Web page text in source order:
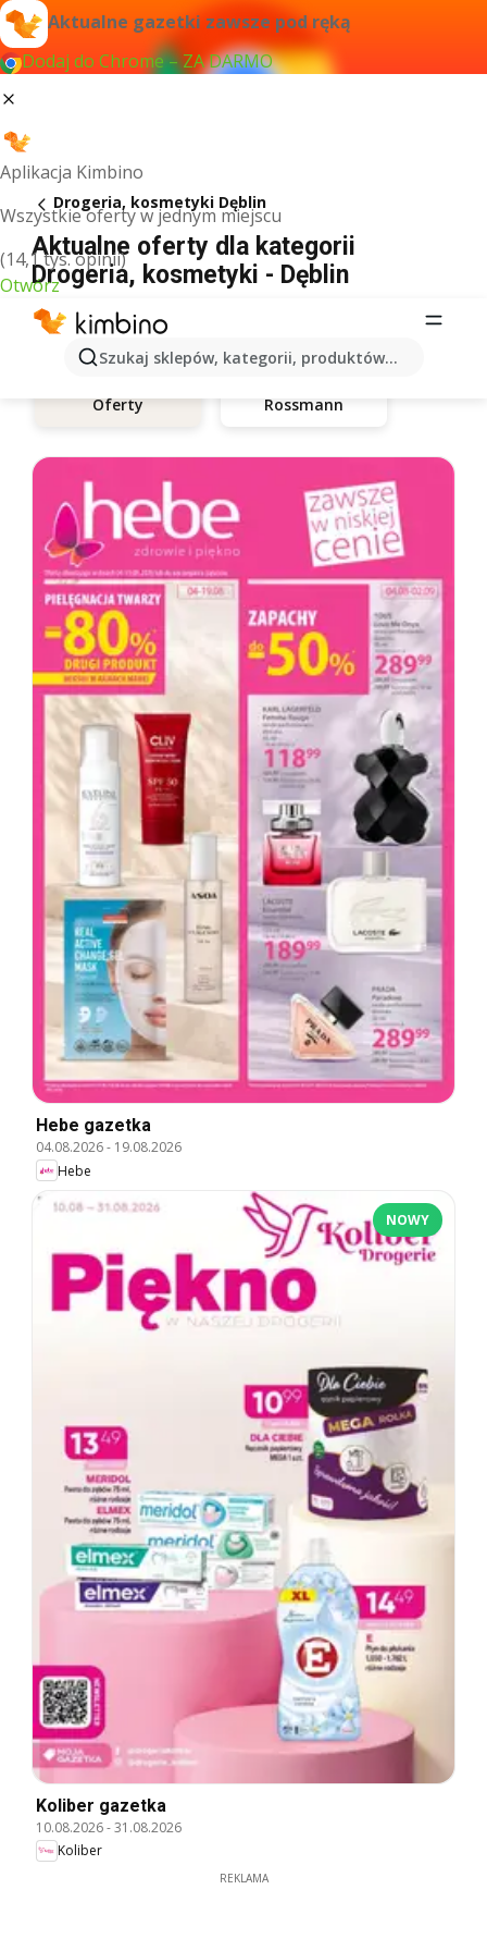
Aktualne gazetki zawsze pod ręką
Dodaj do Chrome – ZA DARMO
Aplikacja Kimbino
Wszystkie oferty w jednym miejscu
(14,1 tys. opinii)
Otwórz
Szukaj sklepów, kategorii, produktów...
Drogeria, kosmetyki Dęblin
Aktualne oferty dla kategorii
Drogeria, kosmetyki - Dęblin
Oferty Rossmann
Hebe gazetka
04.08.2026- 19.08.2026
Hebe
NOWY
Koliber gazetka
10.08.2026-31.08.2026
Koliber
REKLAMA